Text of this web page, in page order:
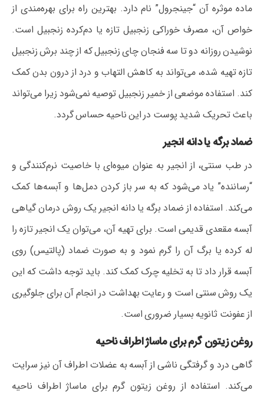
ماده موثره آن “جینجرول” نام دارد. بهترین راه برای بهره‌مندی از
خواص آن، مصرف خوراکی زنجبیل تازه یا دم‌کرده زنجبیل است.
نوشیدن روزانه دو تا سه فنجان چای زنجبیل که از چند برش زنجبیل
تازه تهیه شده، می‌تواند به کاهش التهاب و درد از درون بدن کمک
کند. استفاده موضعی از خمیر زنجبیل توصیه نمی‌شود زیرا می‌تواند
باعث تحریک شدید پوست در این ناحیه حساس گردد.
ضماد برگه یا دانه انجیر
در طب سنتی، از انجیر به عنوان میوه‌ای با خاصیت نرم‌کنندگی و
“رساننده” یاد می‌شود که به سر باز کردن دمل‌ها و آبسه‌ها کمک
می‌کند. استفاده از ضماد برگه یا دانه انجیر یک روش درمان گیاهی
آبسه مقعدی قدیمی است. برای تهیه آن، می‌توان یک انجیر تازه را
له کرده یا برگ آن را گرم نمود و به صورت ضماد (پالتیس) روی
آبسه قرار داد تا به تخلیه چرک کمک کند. باید توجه داشت که این
یک روش سنتی است و رعایت بهداشت در انجام آن برای جلوگیری
از عفونت ثانویه بسیار ضروری است.
روغن زیتون گرم برای ماساژ اطراف ناحیه
گاهی درد و گرفتگی ناشی از آبسه به عضلات اطراف آن نیز سرایت
می‌کند. استفاده از روغن زیتون گرم برای ماساژ اطراف ناحیه